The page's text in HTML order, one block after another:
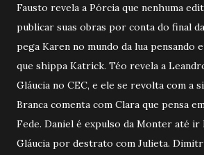
Fausto revela a Pórcia que nenhuma
publicar suas obras por conta do final
pega Karen no mundo da lua pensando
que shippa Katrick. Téo revela a
Gláucia no CEC, e ele se revolta com a
Branca comenta com Clara que pensa
Fede. Daniel é expulso da Monter até
Gláucia por destrato com Julieta.